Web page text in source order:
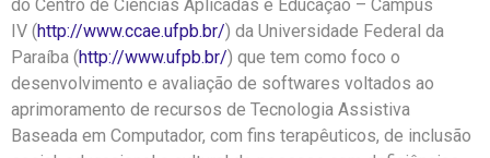
do Centro de Ciências Aplicadas e Educação – Campus
IV (http://www.ccae.ufpb.br/) da Universidade Federal da
Paraíba (http://www.ufpb.br/) que tem como foco o
desenvolvimento e avaliação de softwares voltados ao
aprimoramento de recursos de Tecnologia Assistiva
Baseada em Computador, com fins terapêuticos, de inclusão